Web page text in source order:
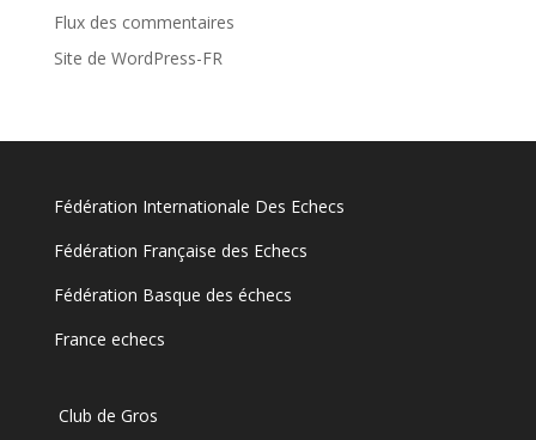
Flux des commentaires
Site de WordPress-FR
Fédération Internationale Des Echecs
Fédération Française des Echecs
Fédération Basque des échecs
France echecs
Club de Gros